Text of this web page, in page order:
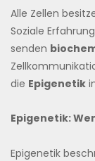
Alle Zellen
Soziale
senden
die Epigenetik
Epigenetik:
Epigenetik